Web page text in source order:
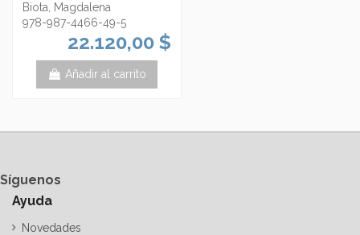
Biota, Magdalena
978-987-4466-49-5
22.120,00 $
Añadir al carrito
Síguenos
Ayuda
Novedades